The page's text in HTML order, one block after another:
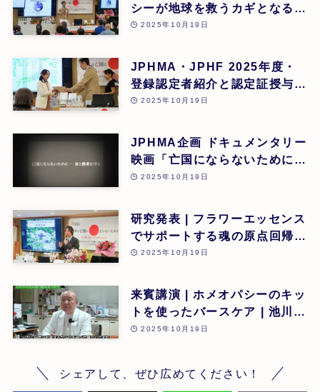
シーが地球を救うカギとなる |
道繁良 | 第26回
2025年10月19日
JPHMA・JPHF 2025年度・
登録認定者紹介と認定証授与式
| 第26回
2025年10月19日
JPHMA企画 ドキュメンタリー
映画「亡国にならないために食
と農業を守る」 | 第26回
2025年10月19日
研究発表 | フラワーエッセンス
でサポートする魂の原点回帰 |
東昭史 | 第26回
2025年10月19日
来賓講演 | ホメオパシーのキッ
トを使ったバースケア | 池川
明 | 第26回
2025年10月19日
シェアして、ぜひ広めてください！